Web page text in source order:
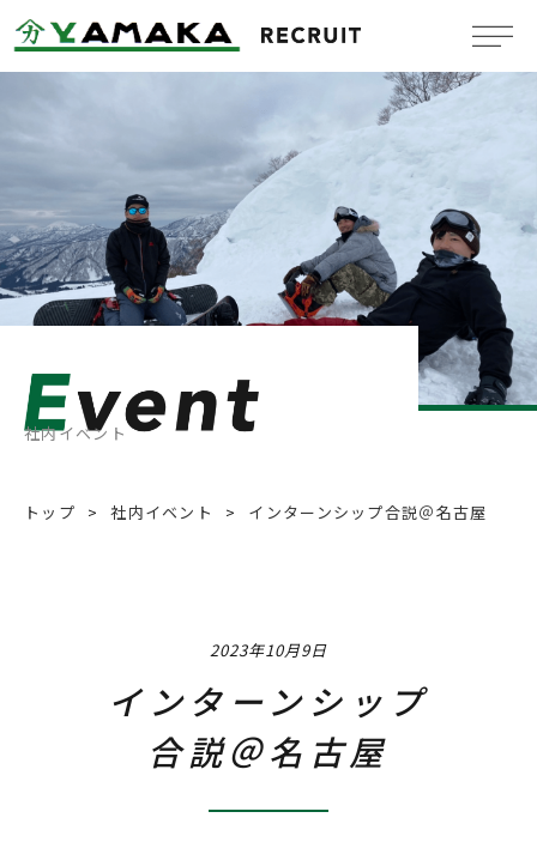
会社概要
Benefit system 福利厚生
Message メッセージ
Job information
Interview 社員インタビュー
社内イベント
トップ 社内イベント インターンシップ合説＠名古屋
2023年10月9日
インターンシップ
合説＠名古屋